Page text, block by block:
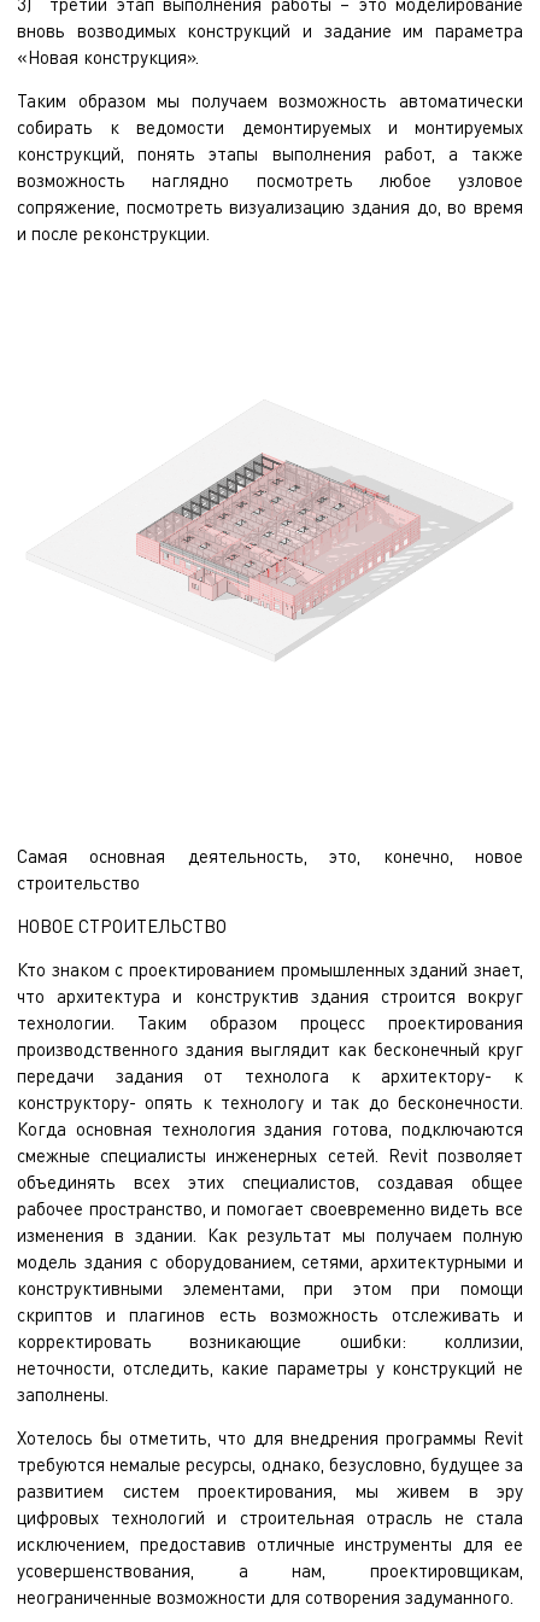
вновь возводимых конструкций и задание им параметра
«Новая конструкция».
Таким образом мы получаем возможность автоматически
собирать к ведомости демонтируемых и монтируемых
конструкций, понять этапы выполнения работ, а также
возможность наглядно посмотреть любое узловое
сопряжение, посмотреть визуализацию здания до, во время
и после реконструкции.
Самая основная деятельность, это, конечно, новое
строительство
НОВОЕ СТРОИТЕЛЬСТВО
Кто знаком с проектированием промышленных зданий знает,
что архитектура и конструктив здания строится вокруг
технологии. Таким образом процесс проектирования
производственного здания выглядит как бесконечный круг
передачи задания от технолога к архитектору- к
конструктору- опять к технологу и так до бесконечности.
Когда основная технология здания готова, подключаются
смежные специалисты инженерных сетей. Revit позволяет
объединять всех этих специалистов, создавая общее
рабочее пространство, и помогает своевременно видеть все
изменения в здании. Как результат мы получаем полную
модель здания с оборудованием, сетями, архитектурными и
конструктивными элементами, при этом при помощи
скриптов и плагинов есть возможность отслеживать и
корректировать возникающие ошибки: коллизии,
неточности, отследить, какие параметры у конструкций не
заполнены.
Хотелось бы отметить, что для внедрения программы Revit
требуются немалые ресурсы, однако, безусловно, будущее за
развитием систем проектирования, мы живем в эру
цифровых технологий и строительная отрасль не стала
исключением, предоставив отличные инструменты для ее
усовершенствования, а нам, проектировщикам,
неограниченные возможности для сотворения задуманного.